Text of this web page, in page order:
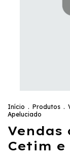
Início . Produtos .
Apeluciado
Vendas
Cetim